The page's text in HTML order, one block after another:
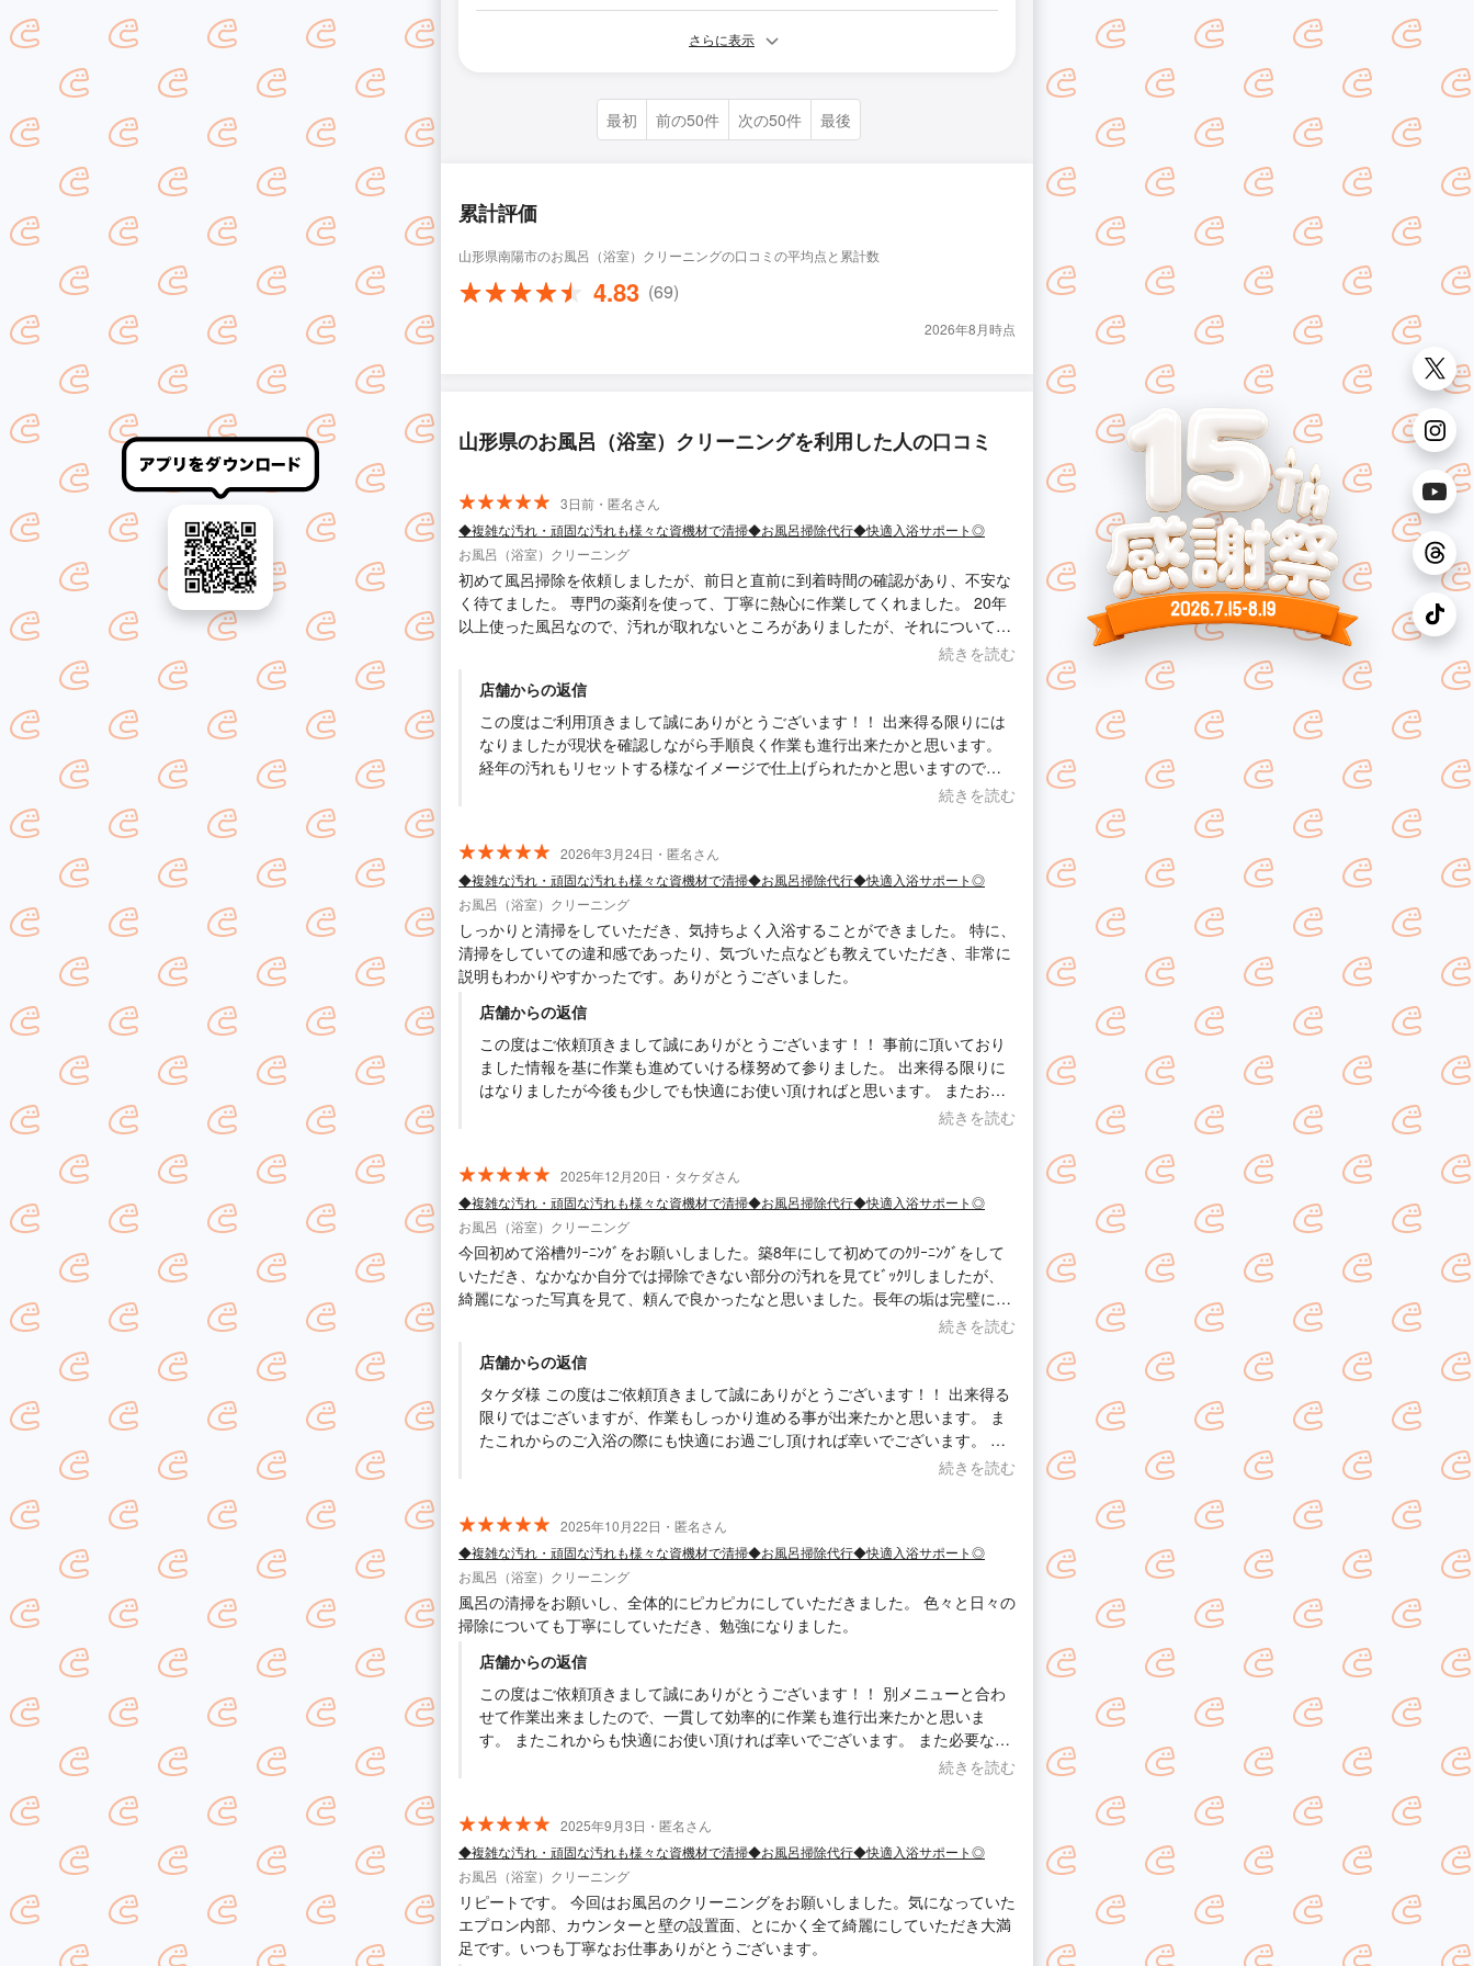
さらに表示
最初 前の50件 次の50件 最後
累計評価
山形県南陽市のお風呂（浴室）クリーニングの口コミの平均点と累計数
4.83 (69)
2026年8月時点
山形県のお風呂（浴室）クリーニングを利用した人の口コミ
3日前・匿名さん
◆複雑な汚れ・頑固な汚れも様々な資機材で清掃◆お風呂掃除代行◆快適入浴サポート◎
お風呂（浴室）クリーニング
初めて風呂掃除を依頼しましたが、前日と直前に到着時間の確認があり、不安な
く待てました。 専門の薬剤を使って、丁寧に熱心に作業してくれました。 20年
以上使った風呂なので、汚れが取れないところがありましたが、それについては
きちんと説明してくれましたし、風呂の蓋まできれいにしてくれました。 自分で
きたので満足です。
続きを読む
店舗からの返信
この度はご利用頂きまして誠にありがとうございます！！ 出来得る限りには
なりましたが現状を確認しながら手順良く作業も進行出来たかと思います。
経年の汚れもリセットする様なイメージで仕上げられたかと思いますので、
これからのご入浴の際にも快適にお使い頂ければ幸いでございます。 またお
続きを読む
2026年3月24日・匿名さん
◆複雑な汚れ・頑固な汚れも様々な資機材で清掃◆お風呂掃除代行◆快適入浴サポート◎
お風呂（浴室）クリーニング
しっかりと清掃をしていただき、気持ちよく入浴することができました。 特に、
清掃をしていての違和感であったり、気づいた点なども教えていただき、非常に
説明もわかりやすかったです。ありがとうございました。
店舗からの返信
この度はご依頼頂きまして誠にありがとうございます！！ 事前に頂いており
ました情報を基に作業も進めていける様努めて参りました。 出来得る限りに
はなりましたが今後も少しでも快適にお使い頂ければと思います。 またお手
伝いが必要な際にはハウスクリーニングなどは水回りを中心にメニュー組ん
続きを読む
2025年12月20日・タケダさん
◆複雑な汚れ・頑固な汚れも様々な資機材で清掃◆お風呂掃除代行◆快適入浴サポート◎
お風呂（浴室）クリーニング
今回初めて浴槽ｸﾘｰﾆﾝｸﾞをお願いしました。築8年にして初めてのｸﾘｰﾆﾝｸﾞをして
いただき、なかなか自分では掃除できない部分の汚れを見てﾋﾞｯｸﾘしましたが、
綺麗になった写真を見て、頼んで良かったなと思いました。長年の垢は完璧には
消えないとのことだったので、本日綺麗にしていただいた状態がなるべく続くよ
丁寧に作業をしていただき、ありがとうございました！また機会がありましたら
よろしくお願いします。
続きを読む
店舗からの返信
タケダ様 この度はご依頼頂きまして誠にありがとうございます！！ 出来得る
限りではございますが、作業もしっかり進める事が出来たかと思います。 ま
たこれからのご入浴の際にも快適にお過ごし頂ければ幸いでございます。 は
い、また必要な際にはお声掛け・ご依頼頂ければと思います。 何卒よろしく
続きを読む
2025年10月22日・匿名さん
◆複雑な汚れ・頑固な汚れも様々な資機材で清掃◆お風呂掃除代行◆快適入浴サポート◎
お風呂（浴室）クリーニング
風呂の清掃をお願いし、全体的にピカピカにしていただきました。 色々と日々の
掃除についても丁寧にしていただき、勉強になりました。
店舗からの返信
この度はご依頼頂きまして誠にありがとうございます！！ 別メニューと合わ
せて作業出来ましたので、一貫して効率的に作業も進行出来たかと思いま
す。 またこれからも快適にお使い頂ければ幸いでございます。 また必要な際
続きを読む
2025年9月3日・匿名さん
◆複雑な汚れ・頑固な汚れも様々な資機材で清掃◆お風呂掃除代行◆快適入浴サポート◎
お風呂（浴室）クリーニング
リピートです。 今回はお風呂のクリーニングをお願いしました。気になっていた
エプロン内部、カウンターと壁の設置面、とにかく全て綺麗にしていただき大満
足です。いつも丁寧なお仕事ありがとうございます。